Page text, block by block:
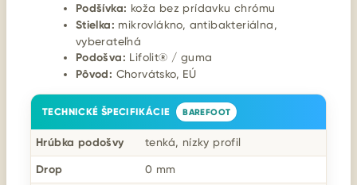
Podšívka: koža bez prídavku chrómu
Stielka: mikrovlákno, antibakteriálna,
vyberateľná
Podošva: Lifolit® / guma
Pôvod: Chorvátsko, EÚ
TECHNICKÉ ŠPECIFIKÁCIE BAREFOOT
Hrúbka podošvy tenká, nízky profil
Drop 0 mm